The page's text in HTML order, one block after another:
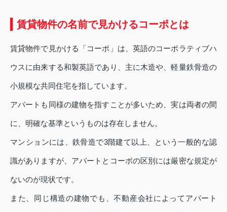
賃貸物件の名前で見かけるコーポとは
賃貸物件で見かける「コーポ」は、英語のコーポラティブハ
ウスに由来する和製英語であり、主に木造や、軽量鉄骨造の
小規模な共同住宅を指しています。
アパートも同様の建物を指すことが多いため、実は両者の間
に、明確な基準というものは存在しません。
マンションには、鉄骨造で3階建て以上、という一般的な認
識がありますが、アパートとコーポの区別には厳密な規定が
ないのが現状です。
また、同じ構造の建物でも、不動産会社によってアパート